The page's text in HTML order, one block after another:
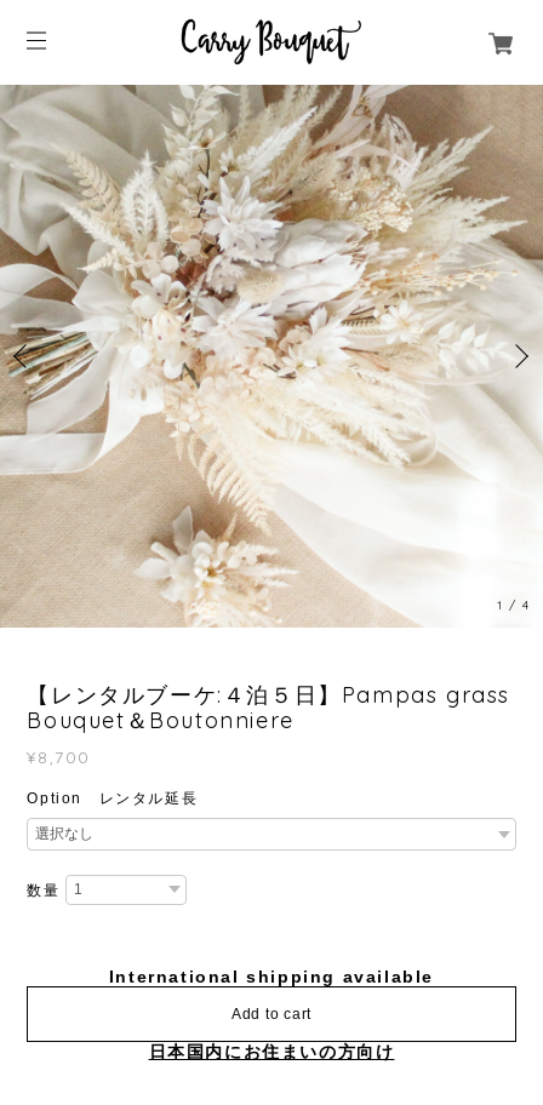
1 /4
【レンタルブーケ:４泊５日】Pampas grass
Bouquet＆Boutonniere
¥8,700
Option レンタル延長
数量
International shipping available
Add to cart
日本国内にお住まいの方向け